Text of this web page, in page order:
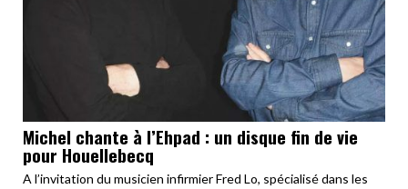
Michel chante à l’Ehpad : un disque fin de vie
pour Houellebecq
A l’invitation du musicien infirmier Fred Lo, spécialisé dans les